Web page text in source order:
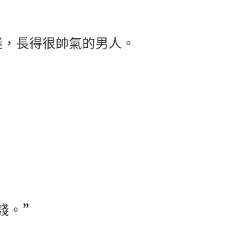
長得很帥氣的男人。
。”